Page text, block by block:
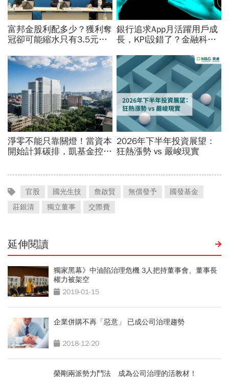
官股 國光生技 詹啟賢 無償發予
國發基金
莊銀清
獨立董事 交際費
延伸閱讀
獨家黑幕》中油陷治理危機 3人把持董事會、董事長
權力被架空
2019-01-15
企業併購不再「惡意」 已成公司治理趨勢
2018-12-20
榮剛兩派勢力鬥法 成為公司治理的活教材！